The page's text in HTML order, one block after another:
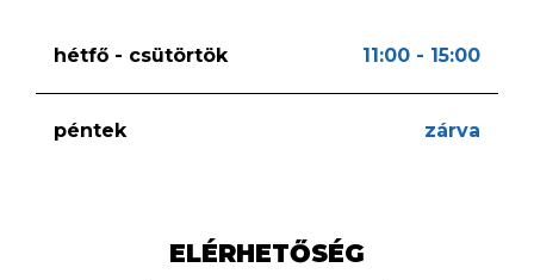
hétfő - csütörtök 11:00 - 15:00
péntek zárva
ELÉRHETŐSÉG